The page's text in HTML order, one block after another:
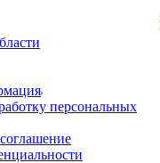
персональных